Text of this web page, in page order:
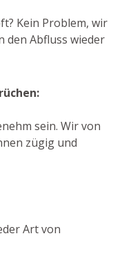
Kein Problem, wir
den Abfluss wieder
sein. Wir von
zügig und
Art von